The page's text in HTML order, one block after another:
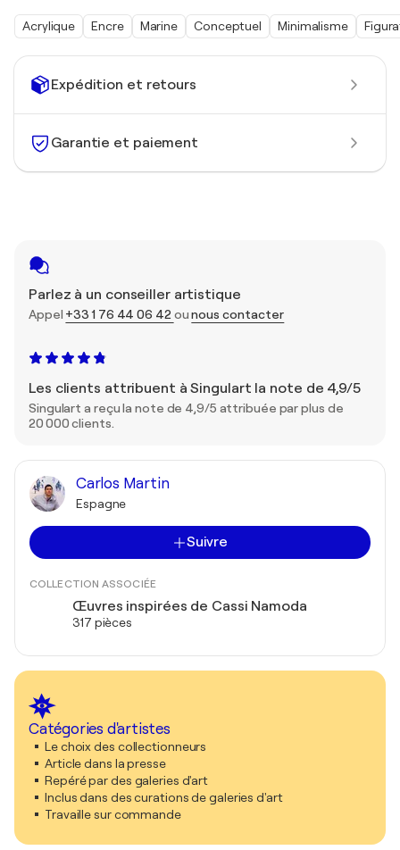
Expédition et retours
Garantie et paiement
Parlez à un conseiller artistique
Appel +33 1 76 44 06 42 ounous contacter
Les clients attribuent à Singulart la note de 4,9/5
Singulart a reçu la note de 4,9/5 attribuée par plus de
20 000 clients.
Carlos Martin
Espagne
Suivre
COLLECTION ASSOCIÉE
Œuvres inspirées de Cassi Namoda
317 pièces
Catégories d'artistes
Le choix des collectionneurs
Article dans la presse
Repéré par des galeries d'art
Inclus dans des curations de galeries d'art
Travaille sur commande
Acrylique Encre Marine Conceptuel Minimalisme